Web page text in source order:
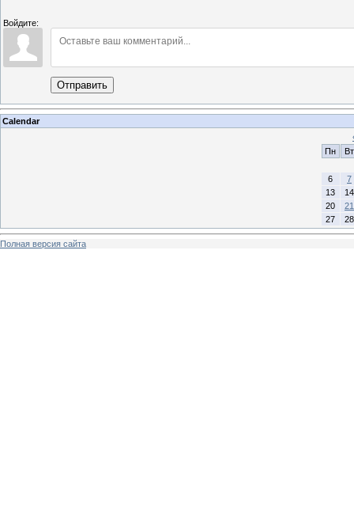
Войдите:
Отправить
Calendar
Пн
Вт
6
7
13
14
20
21
27
28
Полная версия сайта